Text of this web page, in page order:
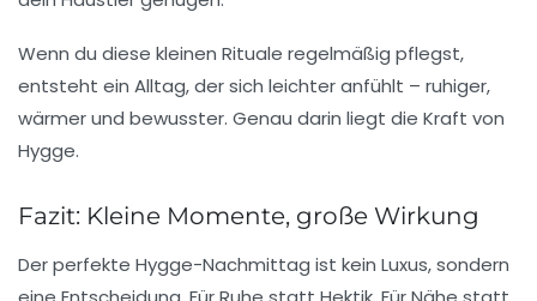
Wenn du diese kleinen Rituale regelmäßig pflegst,
entsteht ein Alltag, der sich leichter anfühlt – ruhiger,
wärmer und bewusster. Genau darin liegt die Kraft von
Hygge.
Fazit: Kleine Momente, große Wirkung
Der perfekte Hygge-Nachmittag ist kein Luxus, sondern